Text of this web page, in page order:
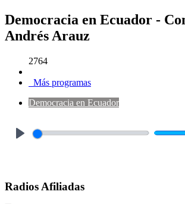
Democracia en Ecuador -
Andrés Arauz
2764
Más programas
Democracia en Ecuador
Radios Afiliadas